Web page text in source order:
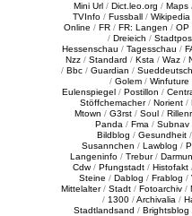
Mini Url / Dict.leo.org / Maps
TVInfo / Fussball / Wikipedia
Online / FR / FR: Langen / OP
/ Dreieich /
Hessenschau / Tagesschau /
Nzz / Standard / Ksta / Waz /
/ Bbc / Guardian /
/ Golem / Winfuture
Eulenspiegel / Postillon /
Stöffchemacher/ Norient /
Mtown / G3rst / Soul /
Panda / Fma / Subnav
Bildblog / Gesundheit /
Susannchen / Lawblog /
Langeninfo / Trebur/
Cdw/ Pfungstadt / Histofakt
Steine / Dablog / Frablog /
Mittelalter/ Stadt / Fotoarchiv /
/ 1300 /Archivalia /
Stadtlandsand / Brightsblog